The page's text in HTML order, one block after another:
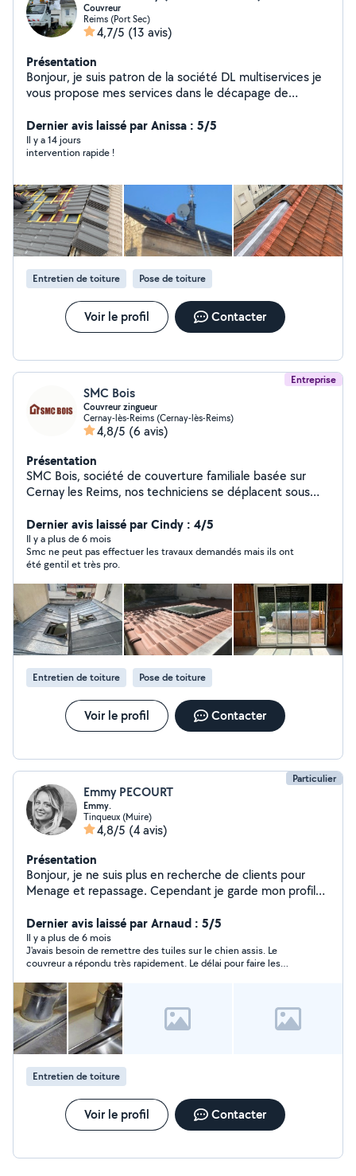
Couvreur
Reims (Port Sec)
4,7/5 (13 avis)
Présentation
Bonjour, je suis patron de la société DL multiservices je
vous propose mes services dans le décapage de
changement de toiture à neuf réparation de toiture,
recherche de fuite, élagage abattage taille tonte de
pelouse, enlèvement, déchets verts. (Vous pouvez
de recherche de Google DL, multiservices
Dernier avis laissé par Anissa : 5/5
Il y a 14 jours
intervention rapide !
Entretien de toiture Pose de toiture
Voir le profil Contacter
Entreprise
SMC Bois
Couvreur zingueur
Cernay-lès-Reims (Cernay-lès-Reims)
4,8/5 (6 avis)
Présentation
SMC Bois, société de couverture familiale basée sur
Cernay les Reims, nos techniciens se déplacent sous
faire un bilan sur vos besoins, et vous proposez les
solutions adaptées à votre situation. Nous intervenons
pour l'entretien et réparation de toiture, la zinguerie, la
pose de fenêtre de toit, le ravalement de votre façade
et l'isolation de votre maison.
Dernier avis laissé par Cindy : 4/5
Il y a plus de 6 mois
Smc ne peut pas effectuer les travaux demandés mais ils ont
été gentil et très pro.
Entretien de toiture Pose de toiture
Voir le profil Contacter
Particulier
Emmy PECOURT
Emmy.
Tinqueux (Muire)
4,8/5 (4 avis)
Présentation
Bonjour, je ne suis plus en recherche de clients pour
Menage et repassage. Cependant je garde mon profil
Dernier avis laissé par Arnaud : 5/5
Il y a plus de 6 mois
J'avais besoin de remettre des tuiles sur le chien assis. Le
couvreur a répondu très rapidement. Le délai pour faire les
bonnes explications du travail qui va être fait. Travaux avec
devis. JE RECOMMANDE À FOND
Entretien de toiture
Voir le profil Contacter